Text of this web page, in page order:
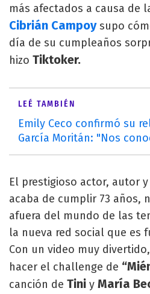
más afectados a causa de
Cibrián Campoysupo
día de su cumpleaños
hizo Tiktoker.
LEÉ TAMBIÉN
Emily Ceco confirmó su
García Moritán: "Nos
El prestigioso actor, autor
acaba de cumplir 73 años,
afuera del mundo de las
la nueva red social que es
Con un video muy
hacer el challenge de
canción de Tini y María